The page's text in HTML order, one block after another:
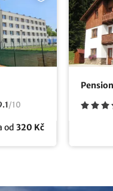
/10
od 320 Kč